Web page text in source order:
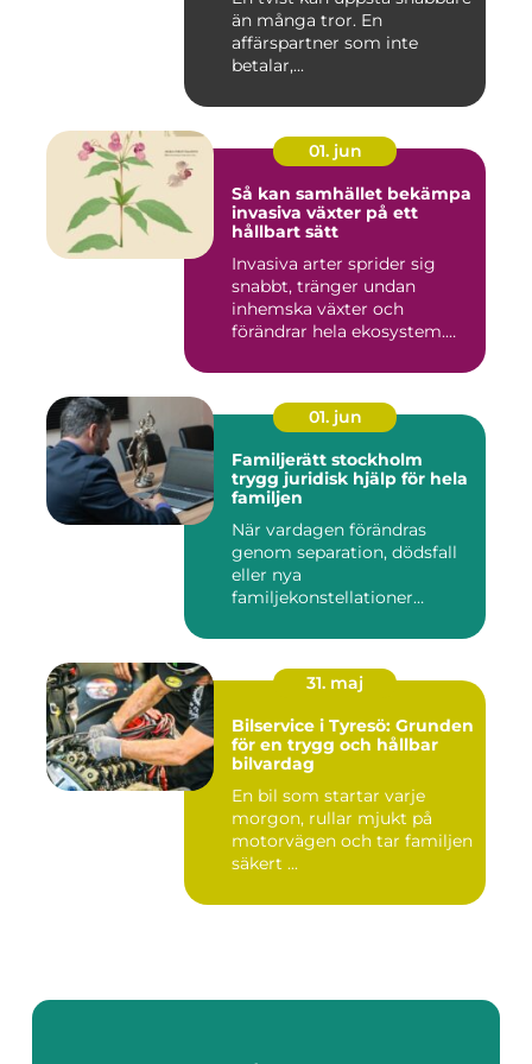
än många tror. En
affärspartner som inte
betalar,...
01. jun
Så kan samhället bekämpa
invasiva växter på ett
hållbart sätt
Invasiva arter sprider sig
snabbt, tränger undan
inhemska växter och
förändrar hela ekosystem.
01. jun
Familjerätt stockholm
trygg juridisk hjälp för hela
familjen
När vardagen förändras
genom separation, dödsfall
eller nya
familjekonstellationer
31. maj
Bilservice i Tyresö: Grunden
för en trygg och hållbar
bilvardag
En bil som startar varje
morgon, rullar mjukt på
motorvägen och tar familjen
säkert ...